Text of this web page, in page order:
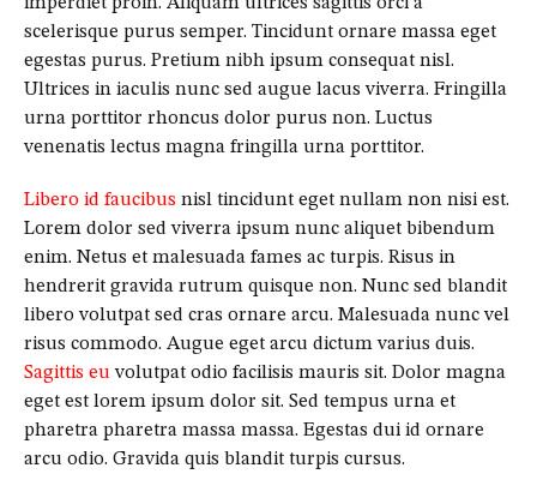
scelerisque purus semper. Tincidunt ornare massa eget
egestas purus. Pretium nibh ipsum consequat nisl.
Ultrices in iaculis nunc sed augue lacus viverra. Fringilla
urna porttitor rhoncus dolor purus non. Luctus
venenatis lectus magna fringilla urna porttitor.
Libero id faucibus nisl tincidunt eget nullam non nisi est.
Lorem dolor sed viverra ipsum nunc aliquet bibendum
enim. Netus et malesuada fames ac turpis. Risus in
hendrerit gravida rutrum quisque non. Nunc sed blandit
libero volutpat sed cras ornare arcu. Malesuada nunc vel
risus commodo. Augue eget arcu dictum varius duis.
Sagittis eu volutpat odio facilisis mauris sit. Dolor magna
eget est lorem ipsum dolor sit. Sed tempus urna et
pharetra pharetra massa massa. Egestas dui id ornare
arcu odio. Gravida quis blandit turpis cursus.